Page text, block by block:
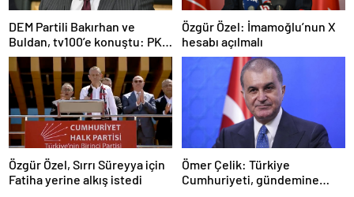
DEM Partili Bakırhan ve
Buldan, tv100’e konuştu: PKK
ne zaman kendini feshedecek
Özgür Özel: İmamoğlu’nun X
hesabı açılmalı
Özgür Özel, Sırrı Süreyya için
Fatiha yerine alkış istedi
Ömer Çelik: Türkiye
Cumhuriyeti, gündemine